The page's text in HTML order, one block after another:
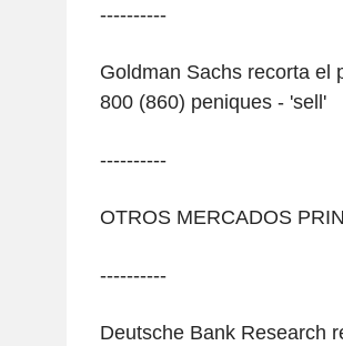
----------
Goldman Sachs recorta el
800 (860) peniques - 'sell'
----------
OTROS MERCADOS
----------
Deutsche Bank Research